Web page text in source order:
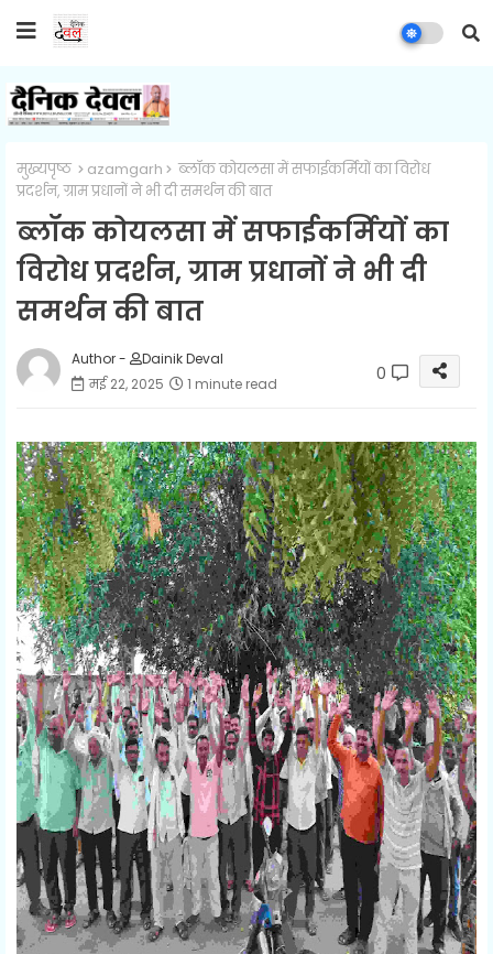
मुख्यपृष्ठ azamgarh
ब्लॉक कोयलसा में सफाईकर्मियों का विरोध
प्रदर्शन, ग्राम प्रधानों ने भी दी समर्थन की बात
ब्लॉक कोयलसा में सफाईकर्मियों का
विरोध प्रदर्शन, ग्राम प्रधानों ने भी दी
समर्थन की बात
Author -
Dainik Deval
मई 22, 2025
1 minute read 0